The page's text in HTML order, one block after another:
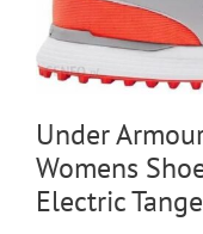
Under
Womens
Electric